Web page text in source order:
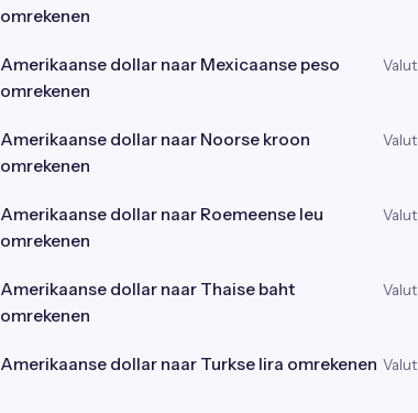
omrekenen
Amerikaanse dollar naar Mexicaanse peso
omrekenen
Amerikaanse dollar naar Noorse kroon
omrekenen
Amerikaanse dollar naar Roemeense leu
omrekenen
Amerikaanse dollar naar Thaise baht
omrekenen
Amerikaanse dollar naar Turkse lira omrekenen